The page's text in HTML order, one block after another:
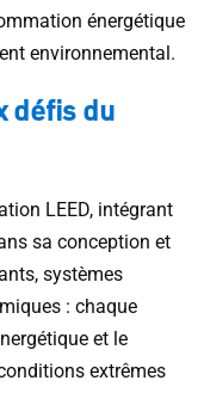
énergétique
environnemental.
défis du
LEED, intégrant
sa conception et
systèmes
: chaque
et le
extrêmes